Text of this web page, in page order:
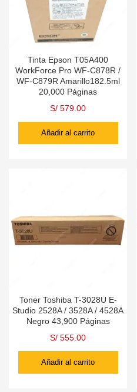
Tinta Epson T05A400
WorkForce Pro WF-C878R /
WF-C879R Amarillo182.5ml
20,000 Páginas
S/ 579.00
Añadir al carrito
Toner Toshiba T-3028U E-
Studio 2528A / 3528A / 4528A
Negro 43,900 Páginas
S/ 555.00
Añadir al carrito